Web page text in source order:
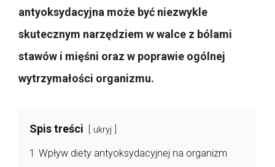
antyoksydacyjna może być niezwykle
skutecznym narzędziem w walce z bólami
stawów i mięśni oraz w poprawie ogólnej
wytrzymałości organizmu.
Spis treści ukryj
1 Wpływ diety antyoksydacyjnej na organizm